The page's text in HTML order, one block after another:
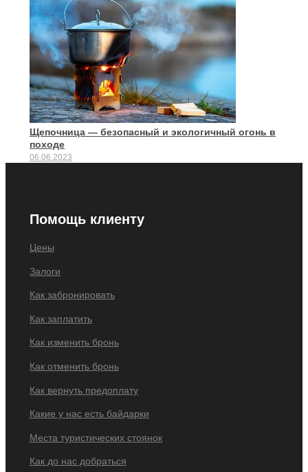
Щепочница — безопасный и экологичный огонь в
походе
06.06.2023
Помощь клиенту
Цены
Залоги
Как забронировать
Как заплатить
Как изменить бронь
Как отменить бронь
Как вернуть предоплату
Какие у нас есть байдарки
Места туристических стоянок
Как до нас добраться